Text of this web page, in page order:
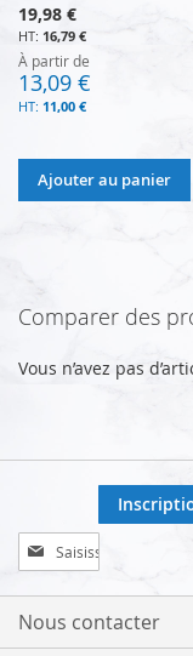
19,98 €
16,79 €
À partir de
13,09 €
11,00 €
Ajouter au panier
Comparer des
Vous n’avez pas
Inscription
à
notre
lettre
Nous contacter